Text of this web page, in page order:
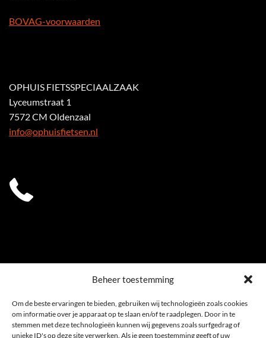
Beheer toestemming
Om de beste ervaringen te bieden, gebruiken wij technologieën zoals cookies
om informatie over je apparaat op te slaan en/of te raadplegen. Door in te
stemmen met deze technologieën kunnen wij gegevens zoals surfgedrag of
unieke ID's op deze site verwerken. Als je geen toestemming geeft of uw
BOVAG-voorwaarden
OPHUIS FIETSSPECIAALZAAK
Lyceumstraat 1
7572 CM Oldenzaal
info@ophuisfietsen.nl
0541 539 353